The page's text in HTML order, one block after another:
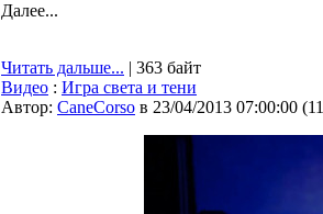
Далее...
Читать дальше... | 363 байт
Видео : Игра света и тени
Автор: CaneCorso в 23/04/2013 07:00:00 (